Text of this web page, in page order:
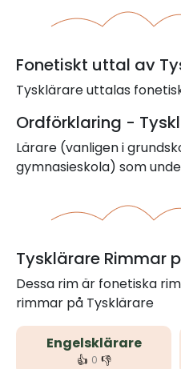
Fonetiskt uttal av
Tysklärare uttalas
Ordförklaring -
Lärare (vanligen i
gymnasieskola) som
Tysklärare Rimmar
Dessa rim är fonetiska
rimmar på Tysklärare
Engelsklärare
👍 0 👎